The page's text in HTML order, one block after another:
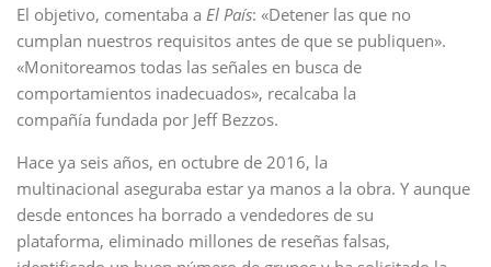
El objetivo, comentaba a El País: «Detener las que no
cumplan nuestros requisitos antes de que se publiquen».
«Monitoreamos todas las señales en busca de
comportamientos inadecuados», recalcaba la
compañía fundada por Jeff Bezzos.
Hace ya seis años, en octubre de 2016, la
multinacional aseguraba estar ya manos a la obra. Y aunque
desde entonces ha borrado a vendedores de su
plataforma, eliminado millones de reseñas falsas,